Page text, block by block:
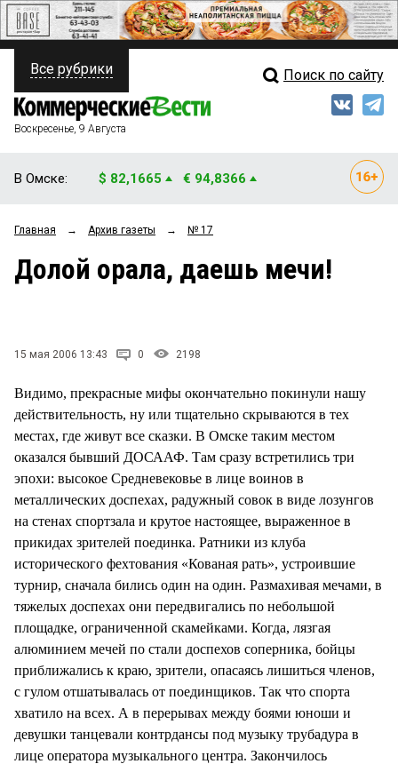
ПОЛИТИКА
ФИНАНСЫ
ОБЩЕСТВО
ЗАКОН
ПРОИСШЕСТВИЯ
СТИЛЬ ЖИЗНИ
Свежий выпуск
Рейтинги
Все рубрики Поиск по сайту
Воскресенье, 9 Августа
В Омске: $ 82,1665 € 94,8366
Главная → Архив газеты → № 17
Долой орала, даешь мечи!
15 мая 2006 13:43 0 2198
Видимо, прекрасные мифы окончательно покинули нашу
действительность, ну или тщательно скрываются в тех
местах, где живут все сказки. В Омске таким местом
оказался бывший ДОСААФ. Там сразу встретились три
эпохи: высокое Средневековье в лице воинов в
металлических доспехах, радужный совок в виде лозунгов
на стенах спортзала и крутое настоящее, выраженное в
прикидах зрителей поединка. Ратники из клуба
исторического фехтования «Кованая рать», устроившие
турнир, сначала бились один на один. Размахивая мечами, в
тяжелых доспехах они передвигались по небольшой
площадке, ограниченной скамейками. Когда, лязгая
алюминием мечей по стали доспехов соперника, бойцы
приближались к краю, зрители, опасаясь лишиться членов,
с гулом отшатывалась от поединщиков. Так что спорта
хватило на всех. А в перерывах между боями юноши и
девушки танцевали контрдансы под музыку трубадура в
лице оператора музыкального центра. Закончилось